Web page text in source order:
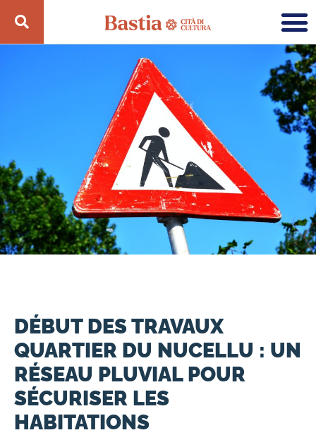
DÉBUT DES TRAVAUX
QUARTIER DU NUCELLU : UN
RÉSEAU PLUVIAL POUR
SÉCURISER LES
HABITATIONS